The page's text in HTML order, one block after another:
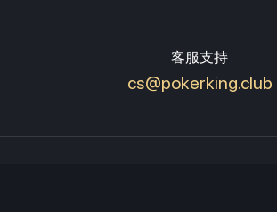
客服支持
cs@pokerking.club